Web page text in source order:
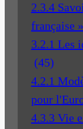
2.3.4
française »
3.2.1 Les
(45)
4.2.1
pour
4.3.3 Vie